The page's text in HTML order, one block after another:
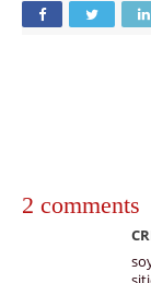
2 comments